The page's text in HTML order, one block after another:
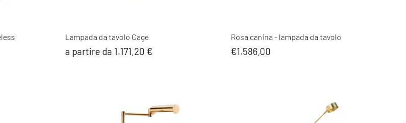
Lampada da tavolo Cage
a partire da 1.171,20 €
Rosa canina - lampada da tavolo
€1.586,00